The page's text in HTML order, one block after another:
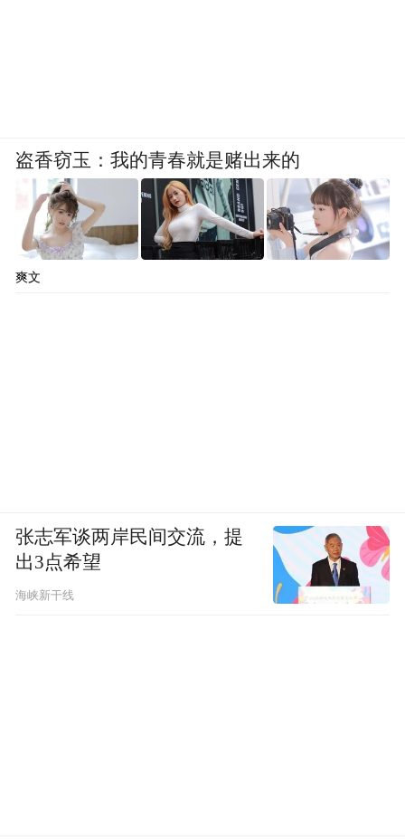
盗香窃玉：我的青春就是赌出来的
爽文
张志军谈两岸民间交流，提
出3点希望
海峡新干线